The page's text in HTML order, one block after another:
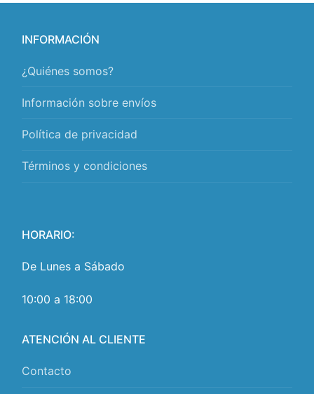
INFORMACIÓN
¿Quiénes somos?
Información sobre envíos
Política de privacidad
Términos y condiciones
HORARIO:
De Lunes a Sábado
10:00 a 18:00
ATENCIÓN AL CLIENTE
Contacto